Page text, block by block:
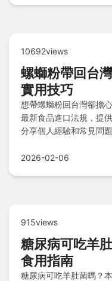
10692views
螺螄粉帶回台
實用技巧
想帶螺螄粉回台灣卻擔
最新食品進口法規，提
分享個人經驗和常見問
旅無憂。
2026-02-06
915views
糖尿病可吃羊
食用指南
糖尿病可吃羊肚菌嗎？